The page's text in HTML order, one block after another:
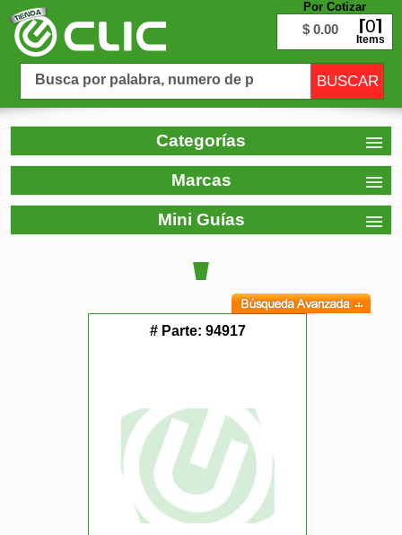
Por Cotizar
$ 0.00 0
Items
Categorías
Marcas
Mini Guías
# Parte: 94917